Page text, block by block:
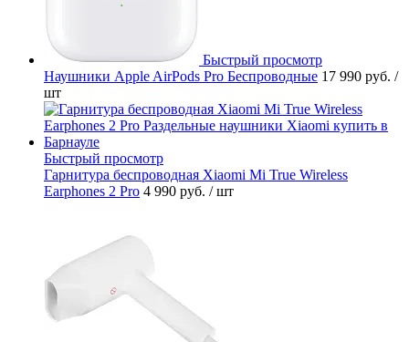
Быстрый просмотр
Наушники Apple AirPods Pro Беспроводные 17 990 руб. /
шт
Быстрый просмотр
Гарнитура беспроводная Xiaomi Mi True Wireless
Earphones 2 Pro 4 990 руб. / шт